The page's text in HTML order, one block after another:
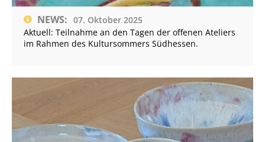
NEWS: 07. Oktober 2025
Aktuell: Teilnahme an den Tagen der offenen Ateliers
im Rahmen des Kultursommers Südhessen.